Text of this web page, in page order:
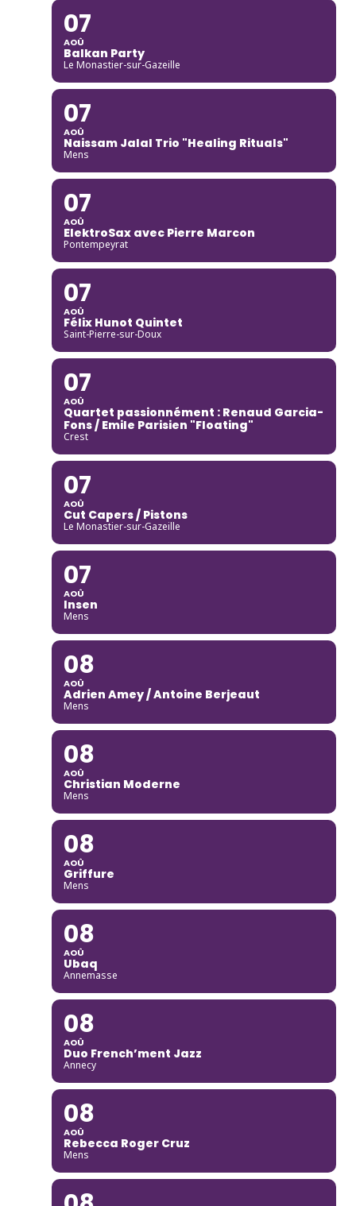
07
AOÛ
Balkan Party
Le Monastier-sur-Gazeille
07
AOÛ
Naissam Jalal Trio "Healing Rituals"
Mens
07
AOÛ
ElektroSax avec Pierre Marcon
Pontempeyrat
07
AOÛ
Félix Hunot Quintet
Saint-Pierre-sur-Doux
07
AOÛ
Quartet passionnément : Renaud Garcia-
Fons / Emile Parisien "Floating"
Crest
07
AOÛ
Cut Capers / Pistons
Le Monastier-sur-Gazeille
07
AOÛ
Insen
Mens
08
AOÛ
Adrien Amey / Antoine Berjeaut
Mens
08
AOÛ
Christian Moderne
Mens
08
AOÛ
Griffure
Mens
08
AOÛ
Ubaq
Annemasse
08
AOÛ
Duo French’ment Jazz
Annecy
08
AOÛ
Rebecca Roger Cruz
Mens